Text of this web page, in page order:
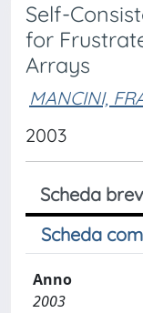
Self-
for
Arrays
MANCINI,
2003
Scheda
Scheda
Anno
2003